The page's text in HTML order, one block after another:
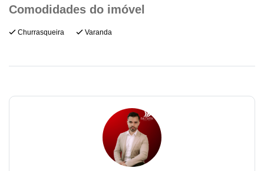
Churrasqueira Varanda